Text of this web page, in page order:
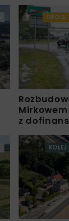
DROGI
z
KOLEJ